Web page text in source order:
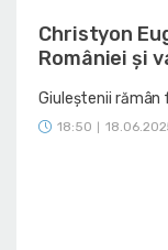
Christyon
României și
Giuleștenii rămân
18:50